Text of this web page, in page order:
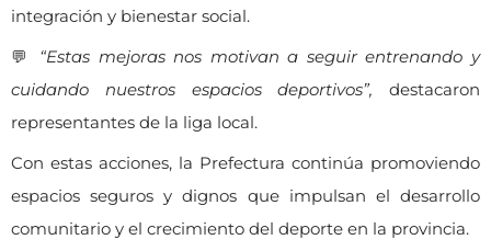
integración y bienestar social.
💬 “Estas mejoras nos motivan a seguir entrenando y
cuidando nuestros espacios deportivos”, destacaron
representantes de la liga local.
Con estas acciones, la Prefectura continúa promoviendo
espacios seguros y dignos que impulsan el desarrollo
comunitario y el crecimiento del deporte en la provincia.